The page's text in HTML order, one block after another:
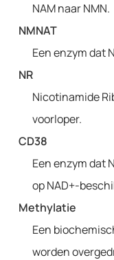
NAM naar NMN.
NMNAT
Een enzym dat
NR
Nicotinamide
voorloper.
CD38
Een enzym dat
op NAD+-
Methylatie
Een
worden